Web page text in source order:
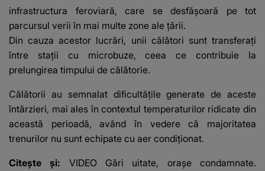
infrastructura feroviară, care se desfășoară pe tot
parcursul verii în mai multe zone ale țării.
Din cauza acestor lucrări, unii călători sunt transferați
între stații cu microbuze, ceea ce contribuie la
prelungirea timpului de călătorie.
Călătorii au semnalat dificultățile generate de aceste
întârzieri, mai ales în contextul temperaturilor ridicate din
această perioadă, având în vedere că majoritatea
trenurilor nu sunt echipate cu aer condiționat.
Citește și: VIDEO Gări uitate, orașe condamnate.